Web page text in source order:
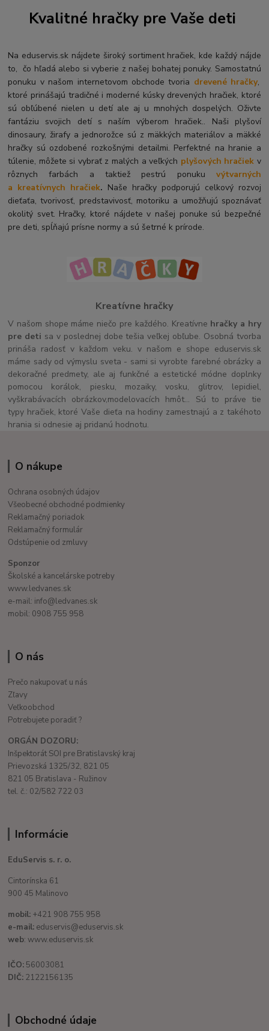
Kvalitné hračky pre Vaše deti
Na eduservis.sk nájdete široký sortiment hračiek, kde každý nájde
to, čo hľadá alebo si vyberie z našej bohatej ponuky. Samostatnú
ponuku v našom internetovom obchode tvoria drevené hračky,
ktoré prinášajú tradičné i moderné kúsky drevených hračiek, ktoré
sú obľúbené nielen u detí ale aj u mnohých dospelých. Oživte
fantáziu svojich detí s naším výberom hračiek.. Naši plyšoví
dinosaury, žirafy a jednorožce sú z mäkkých materiálov a mäkké
hračky sú ozdobené rozkošnými detailmi. Perfektné na hranie a
túlenie, môžete si vybrať z malých a veľkých plyšových hračiek v
rôznych farbách a taktiež pestrú ponuku výtvarných
a kreatívnych hračiek. Naše hračky podporujú celkový rozvoj
dieťaťa, tvorivosť, predstavivosť, motoriku a umožňujú spoznávať
okolitý svet. Hračky, ktoré nájdete v našej ponuke sú bezpečné
pre deti, spĺňajú prísne normy a sú šetrné k prírode.
Kreatívne hračky
V našom shope máme niečo pre každého. Kreatívne hračky a hry
pre deti sa v poslednej dobe tešia veľkej obľube. Osobná tvorba
prináša radosť v každom veku. v našom e shope eduservis.sk
máme sady od výmyslu sveta - sami si vyrobte farebné obrázky a
dekoračné predmety, ale aj funkčné a estetické módne doplnky
pomocou korálok, piesku, mozaiky, vosku, glitrov, lepidiel,
vyškrabávacích obrázkov,modelovacích hmôt... Sú to práve tie
typy hračiek, ktoré Vaše dieťa na hodiny zamestnajú a z takéhoto
hrania si odnesie aj pridanú hodnotu.
O nákupe
Ochrana osobných údajov
Všeobecné obchodné podmienky
Reklamačný poriadok
Reklamačný formulár
Odstúpenie od zmluvy
Sponzor
Školské a kancelárske potreby
www.ledvanes.sk
e-mail: info@ledvanes.sk
mobil: 0908 755 958
O nás
Prečo nakupovať u nás
Zľavy
Veľkoobchod
Potrebujete poradiť ?
ORGÁN DOZORU:
Inšpektorát SOI pre Bratislavský kraj
Prievozská 1325/32, 821 05
821 05 Bratislava - Ružinov
tel. č.: 02/582 722 03
Informácie
EduServis s. r. o.
Cintorínska 61
900 45 Malinovo
mobil: +421 908 755 958
e-mail: eduservis@eduservis.sk
web: www.eduservis.sk
IČO: 56003081
DIČ: 2122156135
Obchodné údaje